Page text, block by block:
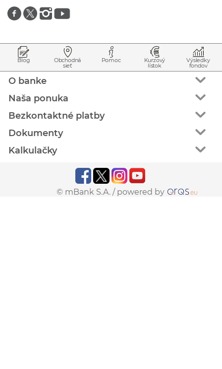
Znajdź nas na facebooku
Znajdź nas na twitterze
Znajdź nas na instagramie
Znajdź nas na youtube
Blog Obchodná
sieť
Pomoc Kurzový
lístok
Výsledky
fondov
O banke
Naša ponuka
Bezkontaktné platby
Dokumenty
Kalkulačky
© mBank S.A. / powered by